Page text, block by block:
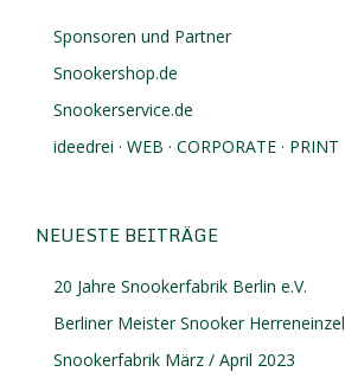
Sponsoren und Partner
Snookershop.de
Snookerservice.de
ideedrei · WEB · CORPORATE · PRINT
NEUESTE BEITRÄGE
20 Jahre Snookerfabrik Berlin e.V.
Berliner Meister Snooker Herreneinzel
Snookerfabrik März / April 2023